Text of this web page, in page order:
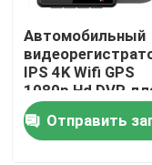
контроль
контактные
Автомобильный
IPS 4K Wifi GPS
1080p Hd DVR
передней и задней
части салона
Отправить